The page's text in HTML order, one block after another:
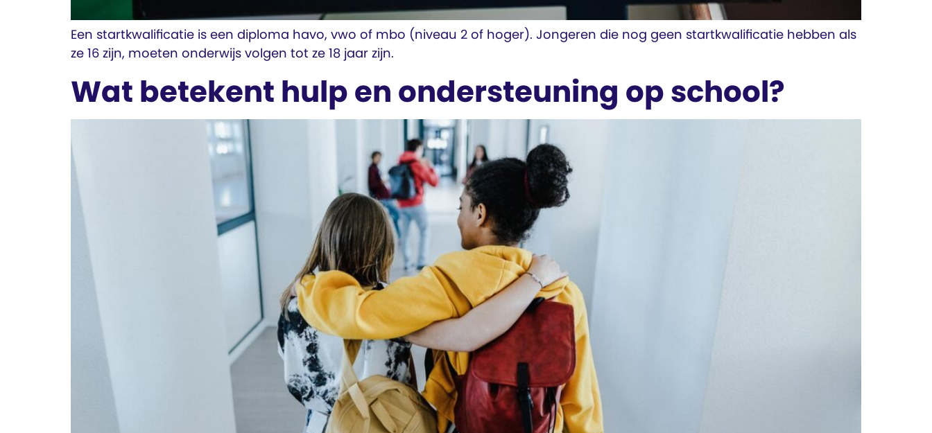
Een startkwalificatie is een diploma havo, vwo of mbo (niveau 2 of hoger). Jongeren die nog geen startkwalificatie hebben als
ze 16 zijn, moeten onderwijs volgen tot ze 18 jaar zijn.
Wat betekent hulp en ondersteuning op school?